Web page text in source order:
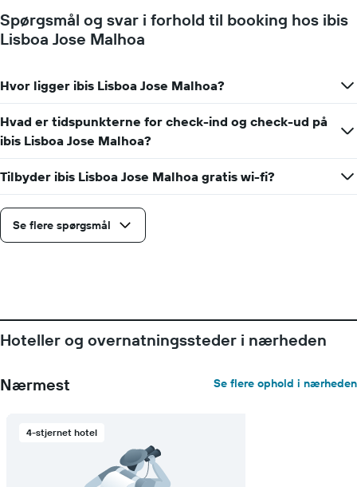
akse,
der
gennemsnitlige
pris
for
et
værelse
Spørgsmål og svar i forhold til booking hos ibis
Lisboa Jose Malhoa
Hvor ligger ibis Lisboa Jose Malhoa?
Hvad er tidspunkterne for check-ind og check-ud på
ibis Lisboa Jose Malhoa?
Tilbyder ibis Lisboa Jose Malhoa gratis wi-fi?
Se flere spørgsmål
Hoteller og overnatningssteder i nærheden
Nærmest Se flere ophold i nærheden
4-stjernet hotel